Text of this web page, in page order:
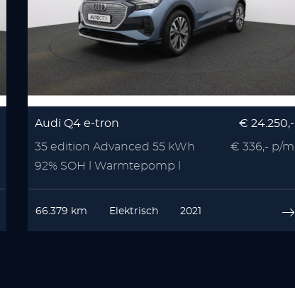
Audi Q4 e-tron
35 edition Advanced 55 kWh
92% SOH l Warmtepomp l
€ 24.250,-
€ 336,- p/m
66.379 km Elektrisch 2021